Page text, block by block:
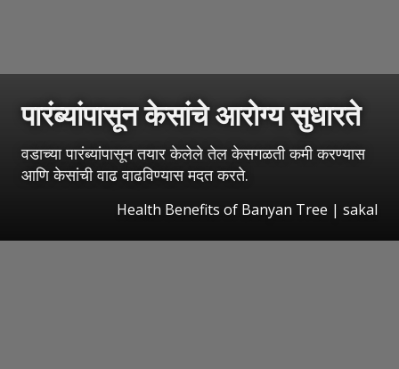
पारंब्यांपासून केसांचे आरोग्य सुधारते
वडाच्या पारंब्यांपासून तयार केलेले तेल केसगळती कमी करण्यास
आणि केसांची वाढ वाढविण्यास मदत करते.
Health Benefits of Banyan Tree | sakal